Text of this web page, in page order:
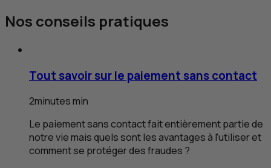
Nos conseils pratiques
Tout savoir sur le paiement sans contact
2minutesmin
Le paiement sans contact fait entièrement partie de
notre vie mais quels sont les avantages à l'utiliser et
comment se protéger des fraudes ?